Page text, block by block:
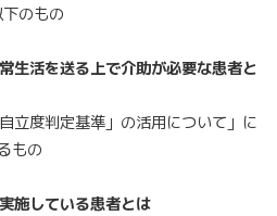
のもの
生活を送る上で介助が必要な患者と
立度判定基準」の活用について」に
もの
施している患者とは